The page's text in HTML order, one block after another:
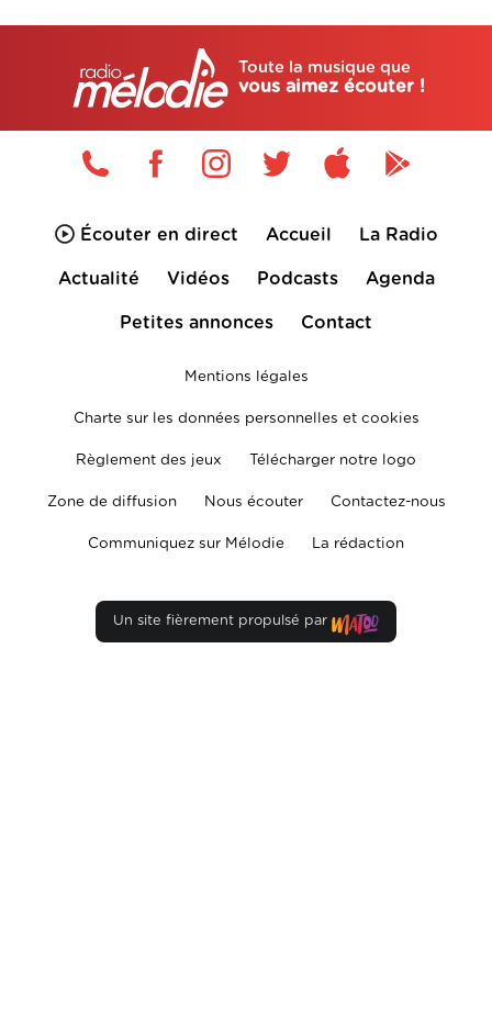
Toute la musique que
vous aimez écouter !
Écouter en direct Accueil La Radio
Actualité Vidéos Podcasts Agenda
Petites annonces Contact
Mentions légales
Charte sur les données personnelles et cookies
Règlement des jeux Télécharger notre logo
Zone de diffusion Nous écouter Contactez-nous
Communiquez sur Mélodie La rédaction
Un site fièrement propulsé par